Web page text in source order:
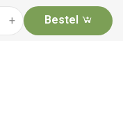
+ Bestel